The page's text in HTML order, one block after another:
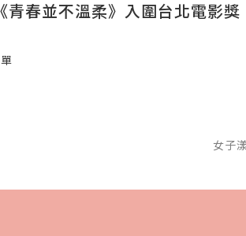
青春並不溫柔》入圍台北電影獎
女子